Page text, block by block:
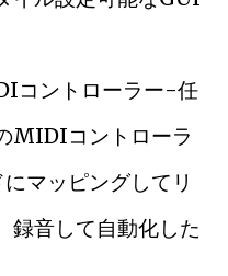
コントローラー-任
MIDIコントローラ
マッピングしてリ
録音して自動化した